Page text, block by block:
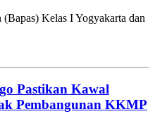
Kelas I Yogyakarta dan
Pastikan Kawal
Pembangunan KKMP